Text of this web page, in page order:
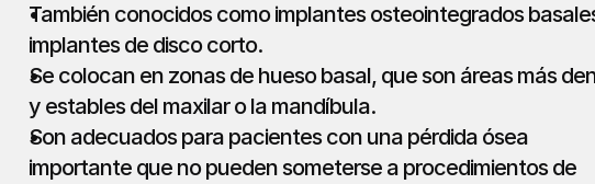
También conocidos como implantes osteointegrados
implantes de disco corto.
Se colocan en zonas de hueso basal, que son áreas más
y estables del maxilar o la mandíbula.
Son adecuados para pacientes con una pérdida ósea
importante que no pueden someterse a procedimientos de